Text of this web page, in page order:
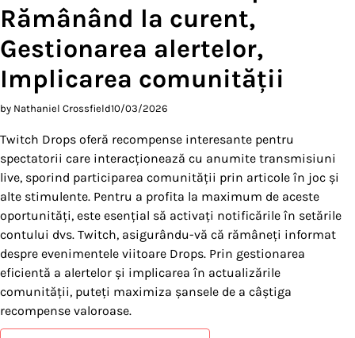
Rămânând la curent,
Gestionarea alertelor,
Implicarea comunității
by Nathaniel Crossfield10/03/2026
Twitch Drops oferă recompense interesante pentru
spectatorii care interacționează cu anumite transmisiuni
live, sporind participarea comunității prin articole în joc și
alte stimulente. Pentru a profita la maximum de aceste
oportunități, este esențial să activați notificările în setările
contului dvs. Twitch, asigurându-vă că rămâneți informat
despre evenimentele viitoare Drops. Prin gestionarea
eficientă a alertelor și implicarea în actualizările
comunității, puteți maximiza șansele de a câștiga
recompense valoroase.